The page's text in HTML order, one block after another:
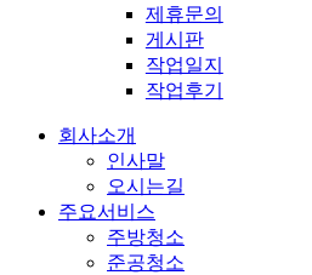
제휴문의
게시판
작업일지
작업후기
회사소개
인사말
오시는길
주요서비스
주방청소
준공청소